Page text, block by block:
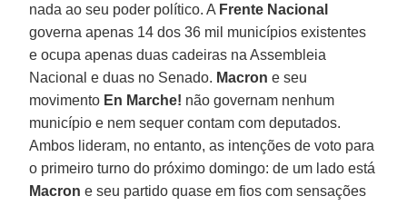
nada ao seu poder político. A Frente Nacional
governa apenas 14 dos 36 mil municípios existentes
e ocupa apenas duas cadeiras na Assembleia
Nacional e duas no Senado. Macron e seu
movimento En Marche! não governam nenhum
município e nem sequer contam com deputados.
Ambos lideram, no entanto, as intenções de voto para
o primeiro turno do próximo domingo: de um lado está
Macron e seu partido quase em fios com sensações